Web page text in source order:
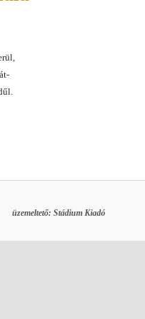
üzemeltető: Stádium Kiadó